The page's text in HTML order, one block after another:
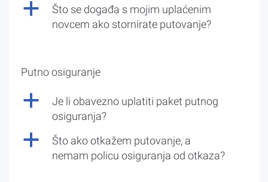
a
Što se događa s mojim uplaćenim
novcem ako stornirate putovanje?
Putno osiguranje
a
Je li obavezno uplatiti paket putnog
osiguranja?
a
Što ako otkažem putovanje, a
nemam policu osiguranja od otkaza?